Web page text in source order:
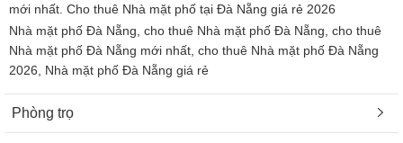
mới nhất. Cho thuê Nhà mặt phố tại Đà Nẵng giá rẻ 2026
Nhà mặt phố Đà Nẵng, cho thuê Nhà mặt phố Đà Nẵng, cho thuê
Nhà mặt phố Đà Nẵng mới nhất, cho thuê Nhà mặt phố Đà Nẵng
2026, Nhà mặt phố Đà Nẵng giá rẻ
Phòng trọ